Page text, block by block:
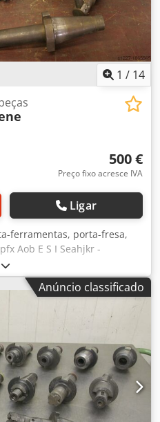
1 / 14
500 €
Preço fixo acresce IVA
Ligar
ferramentas, porta-fresa,
Aob E S I Seahjkr -
modelos -Inclui:
plana, buchas de redução,
cilíndrica, ferramenta de
completo -Peso: 54 kg
Anúncio classificado